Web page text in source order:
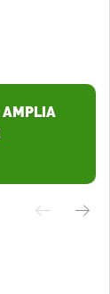
AMPLIA